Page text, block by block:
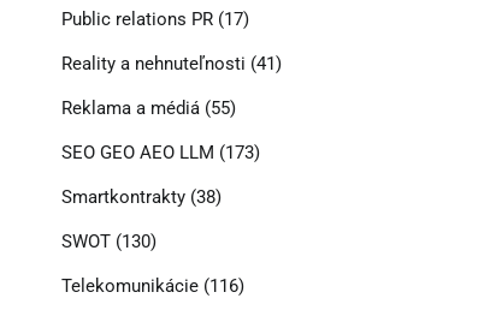
Public relations PR(17)
Reality a nehnuteľnosti (41)
Reklama a médiá(55)
SEO GEO AEO LLM (173)
Smartkontrakty(38)
SWOT(130)
Telekomunikácie(116)